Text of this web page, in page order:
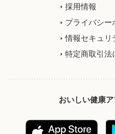
採用情報
プライバシー
情報セキュリ
特定商取引法
おいしい健康